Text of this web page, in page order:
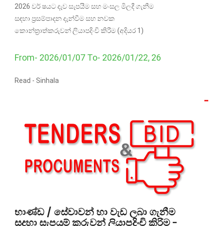
2026 වර් ෂයට දැව සැපයීම සහ මංසල මිලදී ගැනීම
සඳහා ප්‍රසම්පාදන දැන්වීම සහ නවක
කොන්ත්‍රාත්කරුවන් ලියාපදිංචි කිරීම (අදියර 1)
From- 2026/01/07 To- 2026/01/22, 26
Read - Sinhala
භාණ්ඩ / සේවාවන් හා වැඩ ලබා ගැනීම
සදහා සැපයුම් කරුවන් ලියාපදිංචි කිරිම -